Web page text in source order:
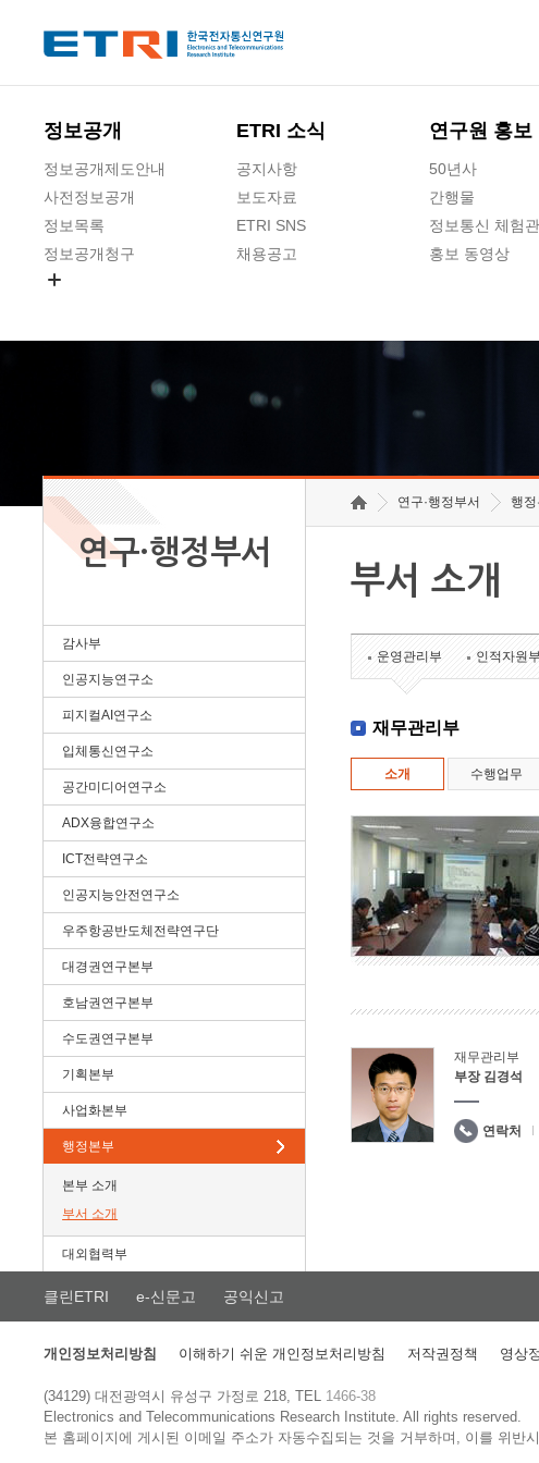
정보공개
정보공개제도안내
사전정보공개
정보목록
정보공개청구
ETRI 소식
공지사항
보도자료
ETRI SNS
채용공고
연구원 홍보
50년사
간행물
정보통신 체험관
홍보 동영상
연구·행정부서
감사부
인공지능연구소
피지컬AI연구소
입체통신연구소
공간미디어연구소
ADX융합연구소
ICT전략연구소
인공지능안전연구소
우주항공반도체전략연구단
대경권연구본부
호남권연구본부
수도권연구본부
기획본부
사업화본부
행정본부
본부 소개
부서 소개
대외협력부
연구·행정부서 행
부서 소개
운영관리부 인적자원부
재무관리부
소개 수행업무
재무관리부
부장 김경석
연락처
클린ETRI e-신문고 공익신고
개인정보처리방침 이해하기 쉬운 개인정보처리방침 저작권정책 영상
(34129) 대전광역시 유성구 가정로 218, TEL 1466-38
Electronics and Telecommunications Research Institute.All rights reserved.
본 홈페이지에 게시된 이메일 주소가 자동수집되는 것을 거부하며, 이를 위반